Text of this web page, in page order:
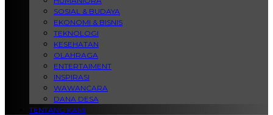
SOSIAL & BUDAYA
EKONOMI & BISNIS
TEKNOLOGI
KESEHATAN
OLAHRAGA
ENTERTAIMENT
INSPIRASI
WAWANCARA
DANA DESA
TENTANG KAMI